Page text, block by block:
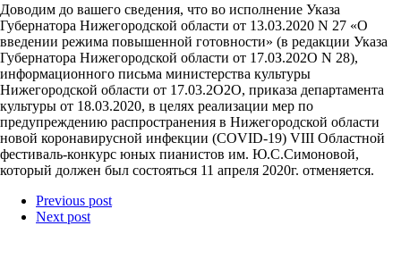
Доводим до вашего сведения, что во исполнение Указа
Губернатора Нижегородской области от 13.03.2020 N 27 «О
введении режима повышенной готовности» (в редакции Указа
Губернатора Нижегородской области от 17.0З.202О N 28),
информационного письма министерства культyры
Нижегородской области от 17.03.2О2О, приказа департамента
культуры от 18.03.2020, в целях реализации мер по
предупреждению распространения в Нижегородской области
новой коронавирусной инфекции (COVID-19) VIII Областной
фестиваль-конкурс юных пианистов им. Ю.С.Симоновой,
который должен был состояться 11 апреля 2020г. отменяется.
Previous post
Next post